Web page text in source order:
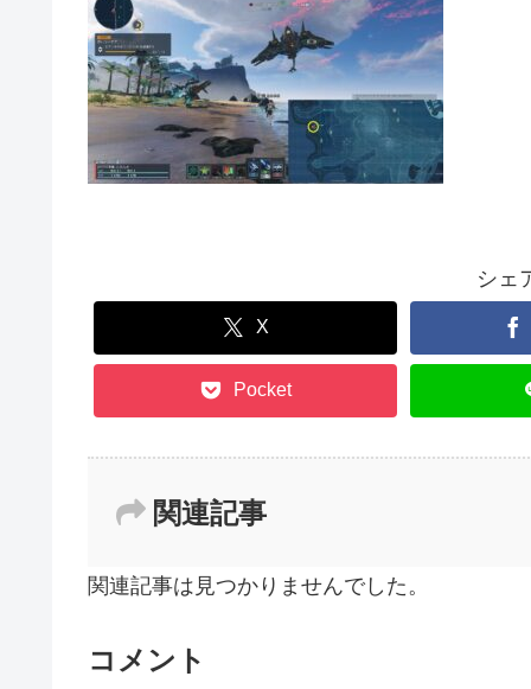
シェ
X
Pocket
関連記事
関連記事は見つかりませんでした。
コメント